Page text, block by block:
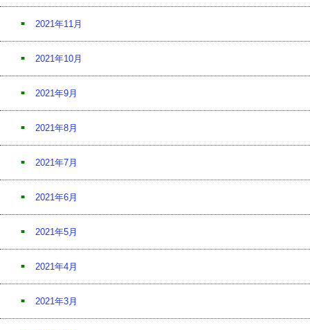
2021年11月
2021年10月
2021年9月
2021年8月
2021年7月
2021年6月
2021年5月
2021年4月
2021年3月